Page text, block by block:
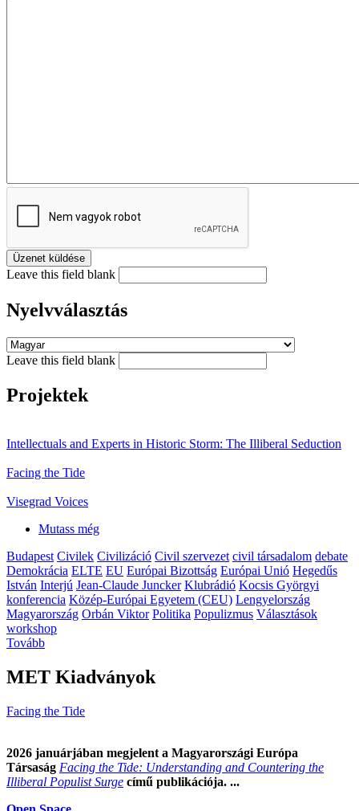
Leave this field blank
Nyelvválasztás
Leave this field blank
Projektek
Intellectuals and Experts in Historic Storm: The Illiberal Seduction
Facing the Tide
Visegrad Voices
Mutass még
Budapest Civilek Civilizáció Civil szervezet civil társadalom debate
Demokrácia ELTE EU Európai Bizottság Európai Unió Hegedűs
István Interjú Jean-Claude Juncker Klubrádió Kocsis Györgyi
konferencia Közép-Európai Egyetem (CEU) Lengyelország
Magyarország Orbán Viktor Politika Populizmus Választások
workshop
Tovább
MET Kiadványok
Facing the Tide
2026 januárjában megjelent a Magyarországi Európa
Társaság Facing the Tide: Understanding and Countering the
Illiberal Populist Surge című publikációja. ...